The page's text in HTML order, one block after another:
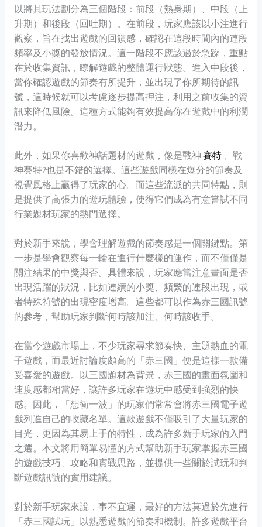
以將其玩法劃分為三個階段：前段（熱身期）、中段（上
升期）和後段（回吐期）。在前段，玩家應該以小注進行
觀察，旨在找出遊戲的回饋感，確認在這段時間內的連段
頻率及小獎的發放情況。這一階段不應該過於急躁，重點
在於收集資訊，瞭解遊戲的整體運行狀態。進入中段後，
當你確認遊戲的節奏有所提升，並出現了你所期待的訊
號，這時候就可以考慮逐步提高押注，利用之前收集的資
訊來降低風險。這種方式能夠有效提高你在遊戲中的利潤
潛力。
此外，如果你喜歡神話題材的遊戲，像是戰神 賽特、戰
神賽特2也是不錯的選擇。這些遊戲同樣在爆分的節奏及
視覺風格上贏得了玩家的心。而這些流派的共同特點，則
是提供了高張力的遊玩體驗，使得它們成為有意嘗試不同
行業題材玩家的熱門選擇。
對於新手來說，學會理解遊戲的節奏感是一個關鍵點。第
一步是學會觀察每一輪在進行什麼樣的運作，而不僅僅是
關注結果的中獎與否。具體來說，玩家應當注意畫面是否
出現活躍的狀況，比如連續的小獎、頻繁的連段出現，或
者特殊符號的出現密度增高。這些都可以作為赤三國訊號
的參考，幫助玩家判斷何時該加注、何時該收手。
在當今遊戲市場上，不少玩家尋求節奏快、主題熱血的電
子遊戲，而最近討論度頗高的「赤三國」便是這樣一款備
受喜愛的遊戲。以三國題材為背景，赤三國的畫面氛圍和
速度感都相當好，讓許多玩家在遊玩中感受到強烈的快
感。因此，「想衝一波」的玩家們常常會將赤三國電子遊
戲列進自己的收藏名單。這款遊戲不僅吸引了大量玩家的
目光，更因為其易上手的特性，成為許多新手玩家的入門
之選。本文將用簡單易懂的方式幫助新手玩家掌握赤三國
的遊戲技巧、攻略和實戰思路，並提供一些關於試玩和判
斷遊戲訊號的實用建議。
對於新手玩家來說，事不宜遲，最好的方法莫過於先進行
「赤三國試玩」以熟悉遊戲的節奏和機制。許多遊戲平台